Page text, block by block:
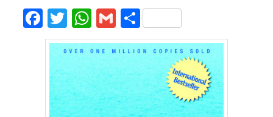
Facebook
Twitter
WhatsApp
Gmail
Share